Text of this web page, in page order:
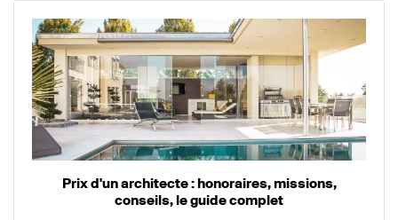
Prix d'un architecte : honoraires, missions,
conseils, le guide complet